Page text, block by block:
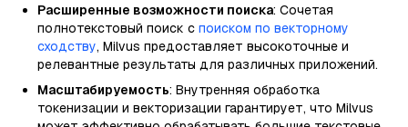
Расширенные возможности поиска: Сочетая
полнотекстовый поиск с поиском по векторному
сходству, Milvus предоставляет высокоточные и
релевантные результаты для различных приложений.
Масштабируемость: Внутренняя обработка
токенизации и векторизации гарантирует, что Milvus